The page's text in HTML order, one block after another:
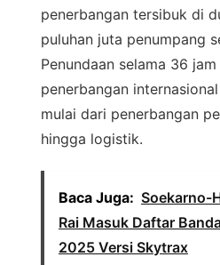
penerbangan tersibuk di
puluhan juta penumpang
Penundaan selama 36
penerbangan
mulai dari penerbangan
hingga logistik.
Baca Juga: Soekarno-
Rai Masuk Daftar
2025 Versi Skytrax